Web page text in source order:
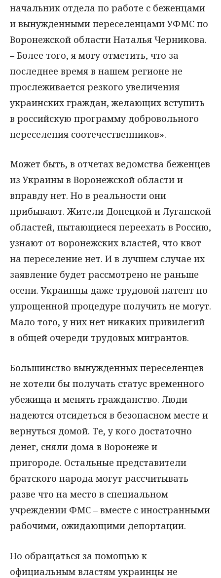
начальник отдела по работе с беженцами
и вынужденными переселенцами УФМС по
Воронежской области Наталья Черникова.
– Более того, я могу отметить, что за
последнее время в нашем регионе не
прослеживается резкого увеличения
украинских граждан, желающих вступить
в российскую программу добровольного
переселения соотечественников».
Может быть, в отчетах ведомства беженцев
из Украины в Воронежской области и
вправду нет. Но в реальности они
прибывают. Жители Донецкой и Луганской
областей, пытающиеся переехать в Россию,
узнают от воронежских властей, что квот
на переселение нет. И в лучшем случае их
заявление будет рассмотрено не раньше
осени. Украинцы даже трудовой патент по
упрощенной процедуре получить не могут.
Мало того, у них нет никаких привилегий
в общей очереди трудовых мигрантов.
Большинство вынужденных переселенцев
не хотели бы получать статус временного
убежища и менять гражданство. Люди
надеются отсидеться в безопасном месте и
вернуться домой. Те, у кого достаточно
денег, сняли дома в Воронеже и
пригороде. Остальные представители
братского народа могут рассчитывать
разве что на место в специальном
учреждении ФМС – вместе с иностранными
рабочими, ожидающими депортации.
Но обращаться за помощью к
официальным властям украинцы не